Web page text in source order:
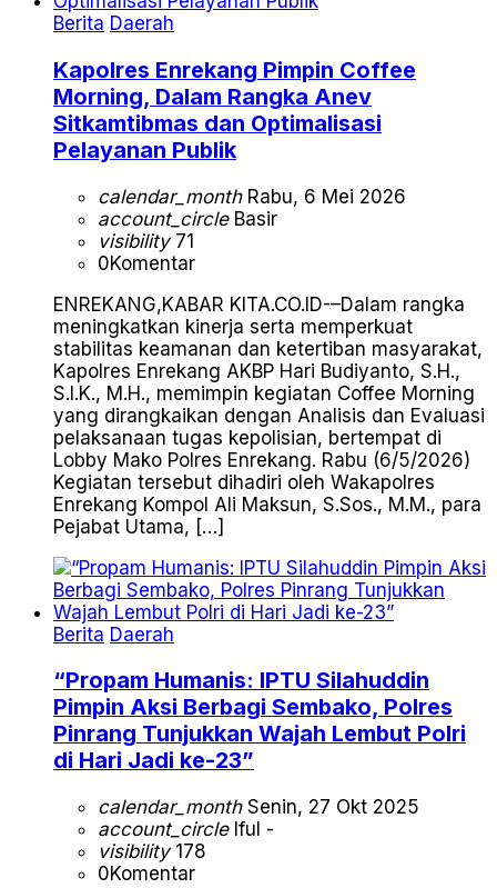
Berita Daerah
Kapolres Enrekang Pimpin Coffee
Morning, Dalam Rangka Anev
Sitkamtibmas dan Optimalisasi
Pelayanan Publik
calendar_monthRabu, 6 Mei 2026
account_circleBasir
visibility71
0Komentar
ENREKANG,KABAR KITA.CO.ID-–Dalam rangka
meningkatkan kinerja serta memperkuat
stabilitas keamanan dan ketertiban masyarakat,
Kapolres Enrekang AKBP Hari Budiyanto, S.H.,
S.I.K., M.H., memimpin kegiatan Coffee Morning
yang dirangkaikan dengan Analisis dan Evaluasi
pelaksanaan tugas kepolisian, bertempat di
Lobby Mako Polres Enrekang. Rabu (6/5/2026)
Kegiatan tersebut dihadiri oleh Wakapolres
Enrekang Kompol Ali Maksun, S.Sos., M.M., para
Pejabat Utama, […]
Berita Daerah
“Propam Humanis: IPTU Silahuddin
Pimpin Aksi Berbagi Sembako, Polres
Pinrang Tunjukkan Wajah Lembut Polri
di Hari Jadi ke-23”
calendar_monthSenin, 27 Okt 2025
account_circleIful -
visibility178
0Komentar